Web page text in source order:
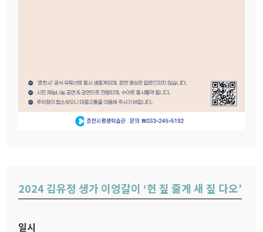
2024 김유정 생가 이엉갈이 ‘헌 짚 줄게 새 짚 다오’
일시